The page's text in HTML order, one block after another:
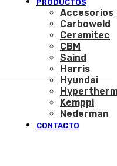
PRODUCTOS
Accesorios
Carboweld
Ceramitec
CBM
Saind
Harris
Hyundai
Kemppi
Nederman
CONTACTO